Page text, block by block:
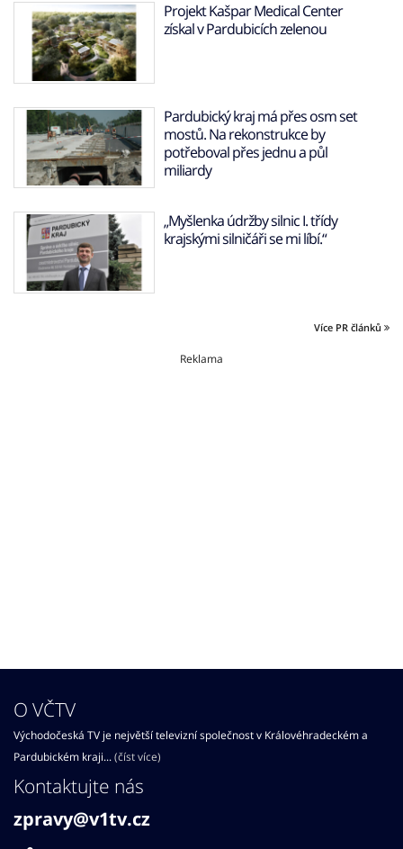
Projekt Kašpar Medical Center
získal v Pardubicích zelenou
Pardubický kraj má přes osm set
mostů. Na rekonstrukce by
potřeboval přes jednu a půl
miliardy
„Myšlenka údržby silnic I. třídy
krajskými silničáři se mi líbí.“
Více PR článků
Reklama
O VČTV
Východočeská TV je největší televizní společnost v Královéhradeckém a
Pardubickém kraji... (číst více)
Kontaktujte nás
zpravy@v1tv.cz